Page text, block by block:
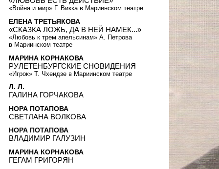
«Война и мир» Г. Викка в Мариинском театре
ЕЛЕНА ТРЕТЬЯКОВА
«СКАЗКА ЛОЖЬ, ДА В НЕЙ НАМЕК...»
«Любовь к трем апельсинам» А. Петрова
в Мариинском театре
МАРИНА КОРНАКОВА
РУЛЕТЕНБУРГСКИЕ СНОВИДЕНИЯ
«Игрок» Т. Чхеидзе в Мариинском театре
Л. Л.
ГАЛИНА ГОРЧАКОВА
НОРА ПОТАПОВА
СВЕТЛАНА ВОЛКОВА
НОРА ПОТАПОВА
ВЛАДИМИР ГАЛУЗИН
МАРИНА КОРНАКОВА
ГЕГАМ ГРИГОРЯН